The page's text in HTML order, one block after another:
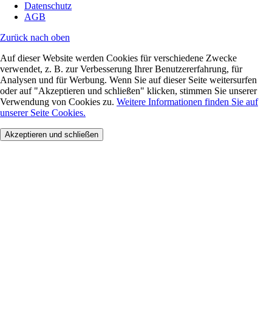
Datenschutz
AGB
Zurück nach oben
Auf dieser Website werden Cookies für verschiedene Zwecke
verwendet, z. B. zur Verbesserung Ihrer Benutzererfahrung, für
Analysen und für Werbung. Wenn Sie auf dieser Seite weitersurfen
oder auf "Akzeptieren und schließen" klicken, stimmen Sie unserer
Verwendung von Cookies zu. Weitere Informationen finden Sie auf
unserer Seite Cookies.
Akzeptieren und schließen